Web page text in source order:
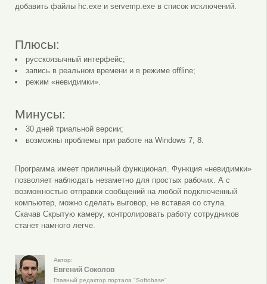
добавить файлы hc.exe и servemp.exe в список исключений.
Плюсы:
русскоязычный интерфейс;
запись в реальном времени и в режиме offline;
режим «невидимки».
Минусы:
30 дней триальной версии;
возможны проблемы при работе на Windows 7, 8.
Программа имеет приличный функционал. Функция «невидимки»
позволяет наблюдать незаметно для простых рабочих. А с
возможностью отправки сообщений на любой подключенный
компьютер, можно сделать выговор, не вставая со стула.
Скачав Скрытую камеру, контролировать работу сотрудников
станет намного легче.
Автор:
Евгений Соколов
Главный редактор портала "Softobase"